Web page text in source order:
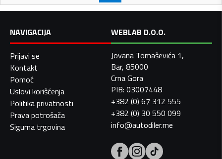
NAVIGACIJA
Prijavi se
Kontakt
Pomoć
Uslovi korišćenja
Politika privatnosti
Prava potrošača
Sigurna trgovina
WEBLAB D.O.O.
Jovana Tomaševića 1,
Bar, 85000
Crna Gora
PIB: 03007448
+382 (0) 67 312 555
+382 (0) 30 550 099
info@autodiler.me